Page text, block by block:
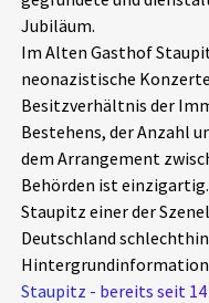
Schlaglichter
Phänomene
Aktuelles
Alle Beiträge
Veranstaltungen
Pressemitteilungen
Über uns
Projektbeschreibung
Jubiläum.
Im Alten Gasthof
neonazistische
Besitzverhältnis der
Bestehens, der Anzahl
dem Arrangement
Behörden ist
Staupitz einer der
Deutschland
Staupitz - bereits seit